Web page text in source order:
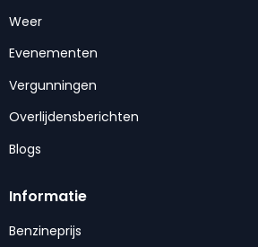
Weer
Evenementen
Vergunningen
Overlijdensberichten
Blogs
Informatie
Benzineprijs